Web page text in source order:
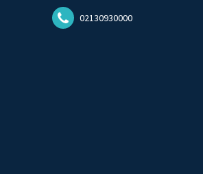
02130930000